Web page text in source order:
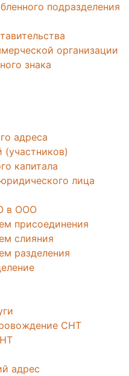
подразделения
организации
знака
адреса
(участников)
капитала
лица
в ООО
присоединения
слияния
разделения
СНТ
адрес